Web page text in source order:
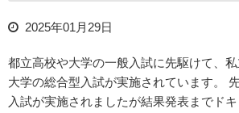
2025年01月29日
都立高校や大学の一般入試に先駆けて、
大学の総合型入試が実施されています。
入試が実施されましたが結果発表までド